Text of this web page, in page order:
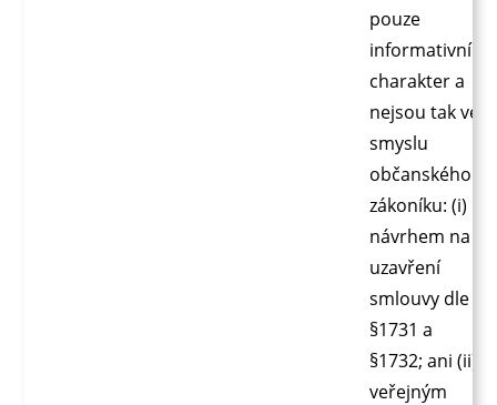
pouze
informativní
charakter a
nejsou tak ve
smyslu
občanského
zákoníku: (i)
návrhem na
uzavření
smlouvy dle
§1731 a
§1732; ani (ii)
veřejným